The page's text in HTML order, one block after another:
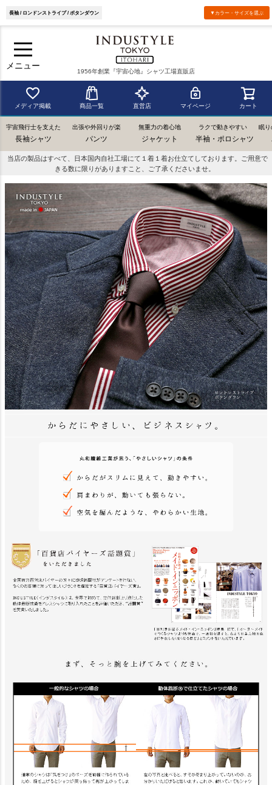
メニュー
1956年創業『宇宙心地』シャツ工場直販店
メディア掲載 商品一覧 直営店 マイページ カート
宇宙飛行士を支えた
長袖シャツ
出張や外回りが楽
パンツ
無重力の着心地
ジャケット
ラクで動きやすい
半袖・ポロシャツ
眠り
当店の製品はすべて、日本国内自社工場にて１着１着お仕立てしております。ご用意で
きる数に限りがありますこと、ご了承くださいませ。
長袖 / ロンドンストライプ / ボタンダウン ▼カラー・サイズを選ぶ